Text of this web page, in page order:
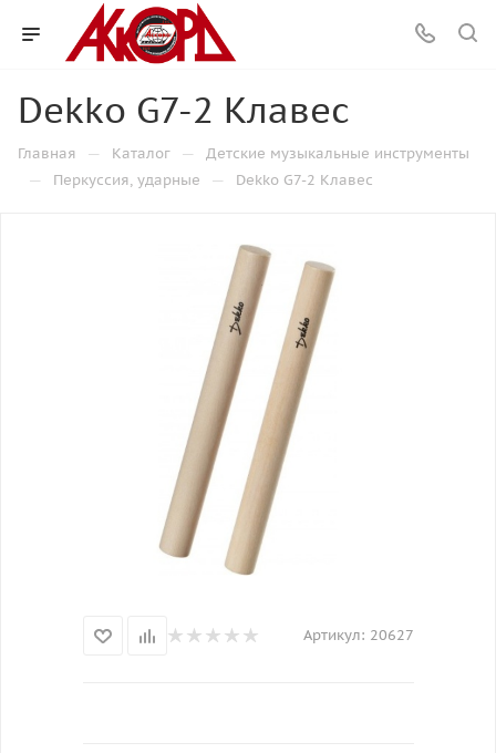
Dekko G7-2 Клавес
Главная — Каталог — Детские музыкальные инструменты
— Перкуссия, ударные — Dekko G7-2 Клавес
Артикул: 20627